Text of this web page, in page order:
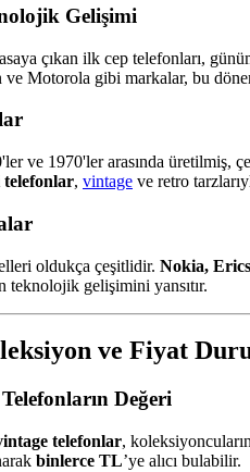
Gelişimi
çıkan ilk cep telefonları,
Motorola gibi markalar, bu
ve 1970'ler arasında üretilmiş,
, vintage ve retro
oldukça çeşitlidir. Nokia,
teknolojik gelişimini yansıtır.
ve Fiyat
Değeri
telefonlar,
binlerce TL’ye alıcı bulabilir.